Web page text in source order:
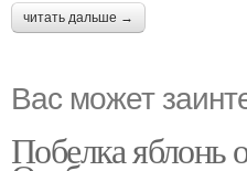
читать дальше →
Вас может
Побелка яблонь